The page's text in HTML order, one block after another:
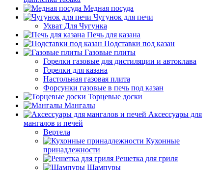
Медная посуда
Чугунок для печи
Ухват Для Чугунка
Печь для казана
Подставки под казан
Газовые плиты
Горелки газовые для дистиляции и автоклава
Горелки для казана
Настольная газовая плита
Форсунки газовые в печь под казан
Торцевые доски
Мангалы
Аксессуары для
мангалов и печей
Вертела
Кухонные
принадлежности
Решетка для гриля
Шампуры